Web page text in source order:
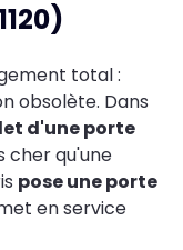
total :
obsolète. Dans
d'une porte
cher qu'une
pose une porte
en service